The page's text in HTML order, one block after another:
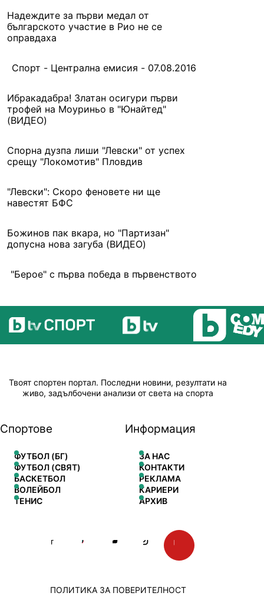
Надеждите за първи медал от
българското участие в Рио не се
оправдаха
Спорт - Централна емисия - 07.08.2016
Ибракадабра! Златан осигури първи
трофей на Моуриньо в "Юнайтед"
(ВИДЕО)
Спорна дузпа лиши "Левски" от успех
срещу "Локомотив" Пловдив
"Левски": Скоро феновете ни ще
навестят БФС
Божинов пак вкара, но "Партизан"
допусна нова загуба (ВИДЕО)
"Берое" с първа победа в първенството
Твоят спортен портал. Последни новини, резултати на
живо, задълбочени анализи от света на спорта
Спортове
ФУТБОЛ (БГ)
ФУТБОЛ (СВЯТ)
БАСКЕТБОЛ
ВОЛЕЙБОЛ
ТЕНИС
Информация
ЗА НАС
КОНТАКТИ
РЕКЛАМА
КАРИЕРИ
АРХИВ
ПОЛИТИКА ЗА ПОВЕРИТЕЛНОСТ